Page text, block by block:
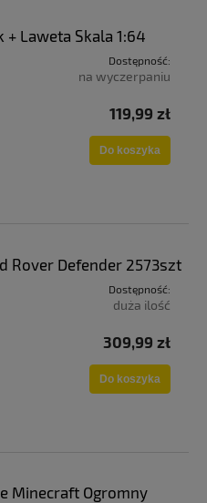
Laweta Skala 1:64
Dostępność:
na wyczerpaniu
119,99 zł
Do koszyka
Rover Defender 2573szt
Dostępność:
duża ilość
309,99 zł
Do koszyka
Minecraft Ogromny